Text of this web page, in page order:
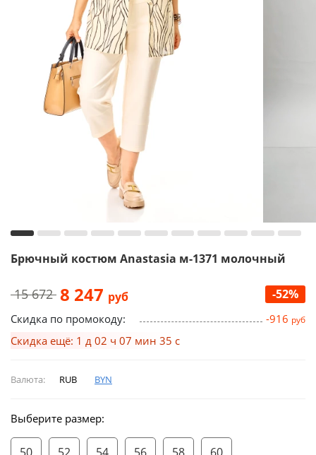
Брючный костюм Anastasia м-1371 молочный
15 672 8 247 руб -52%
Скидка по промокоду: -916 руб
Скидка ещё: 1 д 02 ч 07 мин 34 с
Валюта: RUB BYN
Выберите размер: